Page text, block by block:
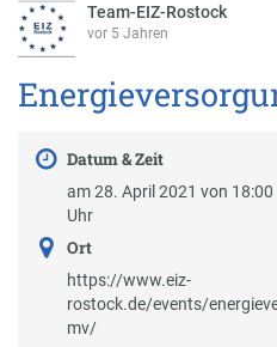
Team-EIZ-Rostock
vor 5 Jahren
Datum & Zeit
am 28. April 2021 von 18:00
Uhr
Ort
https://www.eiz-
rostock.de/events/
mv/